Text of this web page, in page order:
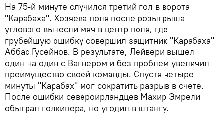
На 75-й минуте случился третий гол в ворота
"Карабаха". Хозяева поля после розыгрыша
углового вынесли мяч в центр поля, где
грубейшую ошибку совершил защитник "Карабаха"
Аббас Гусейнов. В результате, Лейвери вышел
один на один с Вагнером и без проблем увеличил
преимущество своей команды. Спустя четыре
минуты "Карабах" мог сократить разрыв в счете.
После ошибки североирландцев Махир Эмрели
обыграл голкипера, но угодил в штангу.